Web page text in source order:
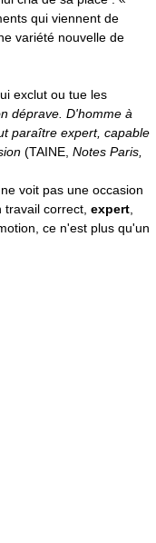
qui viennent de
variété nouvelle de
exclut ou tue les
déprave. D'homme à
paraître expert, capable
(TAINE, Notes Paris,
voit pas une occasion
travail correct, expert,
ce n'est plus qu'un